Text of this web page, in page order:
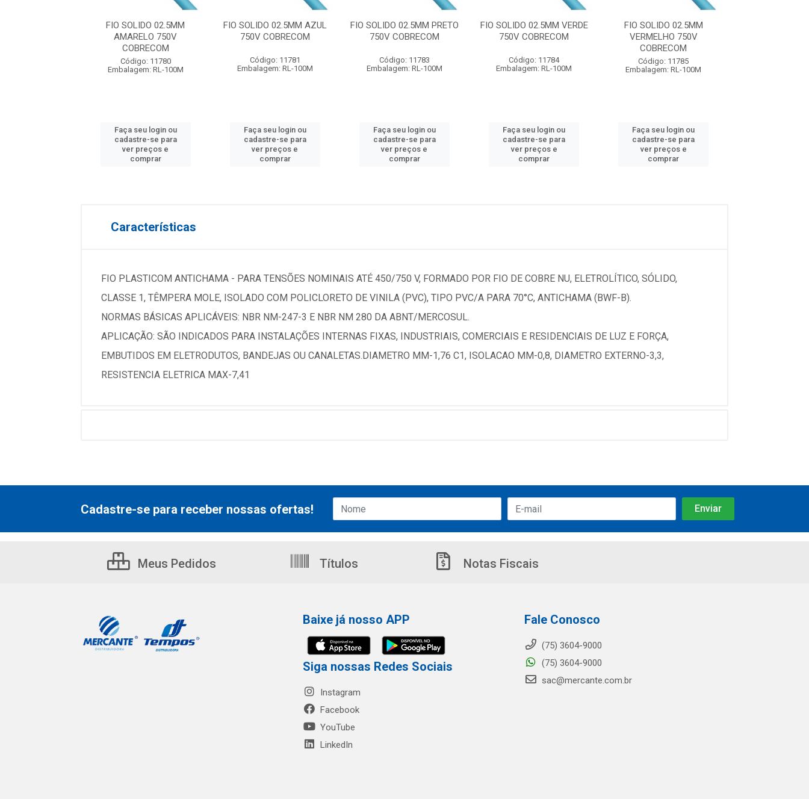
FIO SOLIDO 02.5MM
AMARELO 750V
COBRECOM
Código: 11780
Embalagem: RL-100M
Faça seu login ou
cadastre-se para
ver preços e
comprar
FIO SOLIDO 02.5MM AZUL
750V COBRECOM
Código: 11781
Embalagem: RL-100M
Faça seu login ou
cadastre-se para
ver preços e
comprar
FIO SOLIDO 02.5MM PRETO
750V COBRECOM
Código: 11783
Embalagem: RL-100M
Faça seu login ou
cadastre-se para
ver preços e
comprar
FIO SOLIDO 02.5MM VERDE
750V COBRECOM
Código: 11784
Embalagem: RL-100M
Faça seu login ou
cadastre-se para
ver preços e
comprar
FIO SOLIDO 02.5MM
VERMELHO 750V
COBRECOM
Código: 11785
Embalagem: RL-100M
Faça seu login ou
cadastre-se para
ver preços e
comprar
Características
FIO PLASTICOM ANTICHAMA - PARA TENSÕES NOMINAIS ATÉ 450/750 V, FORMADO POR FIO DE COBRE NU, ELETROLÍTICO, SÓLIDO,
CLASSE 1, TÊMPERA MOLE, ISOLADO COM POLICLORETO DE VINILA (PVC), TIPO PVC/A PARA 70°C, ANTICHAMA (BWF-B).
NORMAS BÁSICAS APLICÁVEIS: NBR NM-247-3 E NBR NM 280 DA ABNT/MERCOSUL.
APLICAÇÃO: SÃO INDICADOS PARA INSTALAÇÕES INTERNAS FIXAS, INDUSTRIAIS, COMERCIAIS E RESIDENCIAIS DE LUZ E FORÇA,
EMBUTIDOS EM ELETRODUTOS, BANDEJAS OU CANALETAS.DIAMETRO MM-1,76 C1, ISOLACAO MM-0,8, DIAMETRO EXTERNO-3,3,
RESISTENCIA ELETRICA MAX-7,41
Cadastre-se para receber nossas ofertas!
Meus Pedidos Títulos Notas Fiscais
Baixe já nosso APP
Siga nossas Redes Sociais
Instagram
Facebook
YouTube
LinkedIn
Fale Conosco
(75) 3604-9000
(75) 3604-9000
sac@mercante.com.br